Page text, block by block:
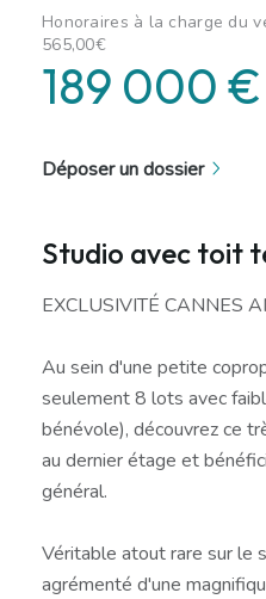
Honoraires à la charge du
565,00€
189 000 €
Déposer un dossier
Studio avec toit
EXCLUSIVITÉ CANNES
Au sein d'une petite
seulement 8 lots avec
bénévole), découvrez ce
au dernier étage et
général.
Véritable atout rare sur le
agrémenté d'une